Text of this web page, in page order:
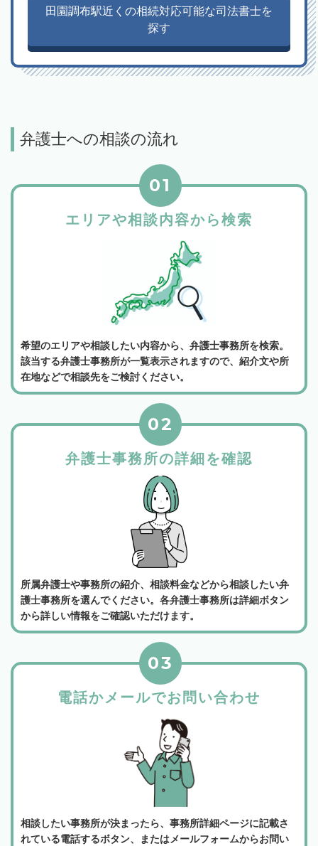
田園調布駅近くの相続対応可能な司法書士を
探す
弁護士への相談の流れ
エリアや相談内容から検索
01
希望のエリアや相談したい内容から、弁護士事務所を検索。
該当する弁護士事務所が一覧表示されますので、紹介文や所
在地などで相談先をご検討ください。
弁護士事務所の詳細を確認
02
所属弁護士や事務所の紹介、相談料金などから相談したい弁
護士事務所を選んでください。各弁護士事務所は詳細ボタン
から詳しい情報をご確認いただけます。
電話かメールでお問い合わせ
03
相談したい事務所が決まったら、事務所詳細ページに記載さ
れている電話するボタン、またはメールフォームからお問い